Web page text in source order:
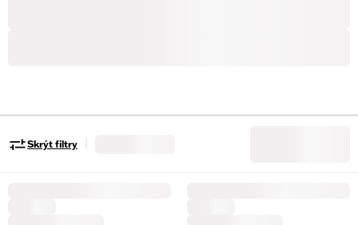
Skrýt filtry